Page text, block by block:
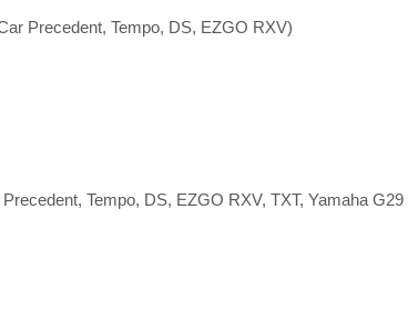
Precedent, Tempo, DS, EZGO RXV)
Tempo, DS, EZGO RXV, TXT, Yamaha G29